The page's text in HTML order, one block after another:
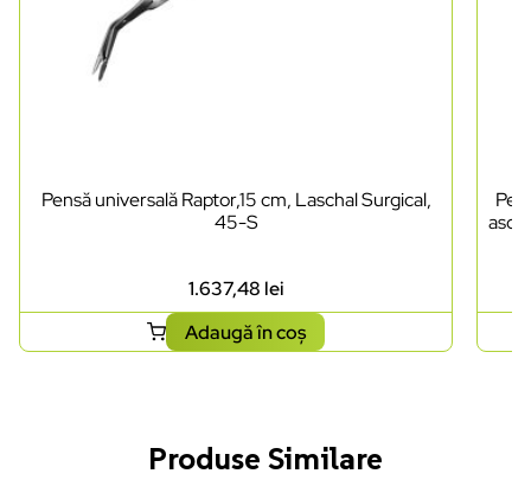
Pensă universală Raptor,15 cm, Laschal Surgical,
45-S
1.637,48 lei
Adaugă în coș
Produse Similare